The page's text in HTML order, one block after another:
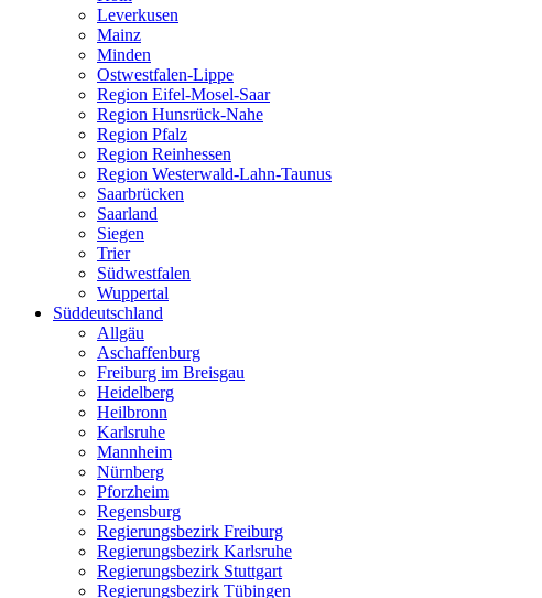
Leverkusen
Mainz
Minden
Ostwestfalen-Lippe
Region Eifel-Mosel-Saar
Region Hunsrück-Nahe
Region Pfalz
Region Reinhessen
Region Westerwald-Lahn-Taunus
Saarbrücken
Saarland
Siegen
Trier
Südwestfalen
Wuppertal
Süddeutschland
Allgäu
Aschaffenburg
Freiburg im Breisgau
Heidelberg
Heilbronn
Karlsruhe
Mannheim
Nürnberg
Pforzheim
Regensburg
Regierungsbezirk Freiburg
Regierungsbezirk Karlsruhe
Regierungsbezirk Stuttgart
Regierungsbezirk Tübingen